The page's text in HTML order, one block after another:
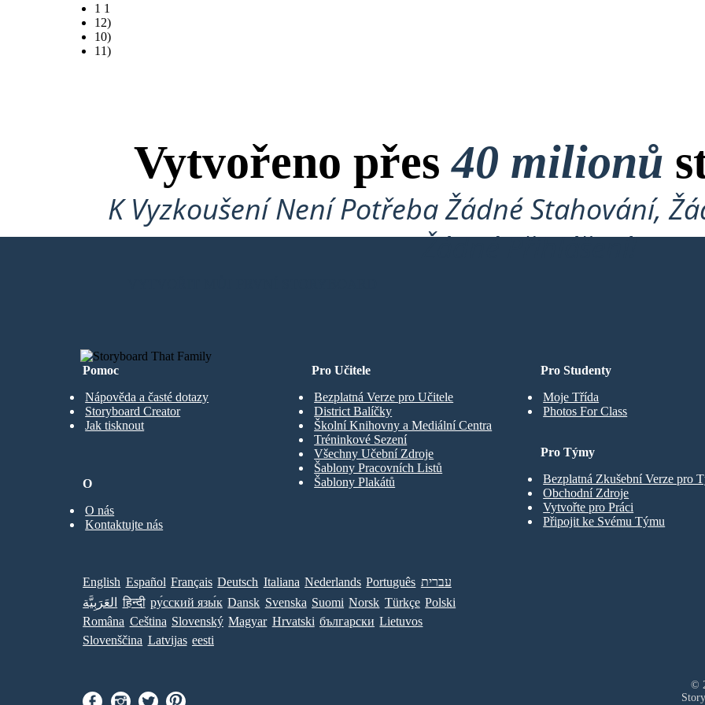
1 1
12)
10)
11)
Vytvořeno přes40 milionů
K Vyzkoušení Není Potřeba Žádné Stahování,
Žádné Přihlášení!
Pomoc
Nápověda a časté dotazy
Storyboard Creator
Jak tisknout
Pro Studenty
Moje Třída
Photos For Class
Pro Učitele
Bezplatná Verze pro Učitele
District Balíčky
Školní Knihovny a Mediální Centra
Tréninkové Sezení
Všechny Učební Zdroje
Šablony Pracovních Listů
Šablony Plakátů
Pro Týmy
Bezplatná Zkušební Verze pro
Obchodní Zdroje
Vytvořte pro Práci
Připojit ke Svému Týmu
O
O nás
Kontaktujte nás
English Español Français Deutsch Italiana Nederlands Português עברית
العَرَبِيَّة
हिन्दी ру́сский язы́к Dansk Svenska Suomi Norsk Türkçe Polski
Româna Ceština Slovenský Magyar Hrvatski български Lietuvos
Slovenščina Latvijas eesti
©